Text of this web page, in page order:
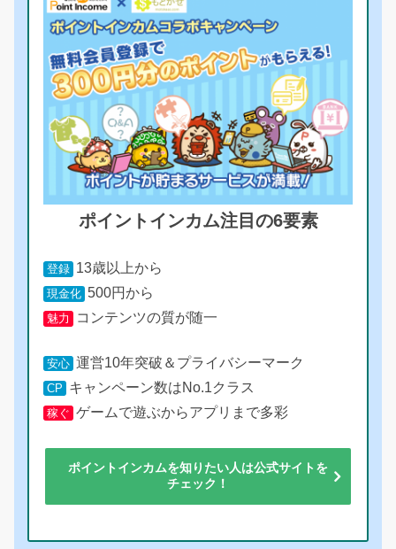
ポイントインカム注目の6要素
登録 13歳以上から
現金化 500円から
魅力 コンテンツの質が随一
安心 運営10年突破＆プライバシーマーク
CP キャンペーン数はNo.1クラス
稼ぐ ゲームで遊ぶからアプリまで多彩
ポイントインカムを知りたい人は公式サイトを
チェック！